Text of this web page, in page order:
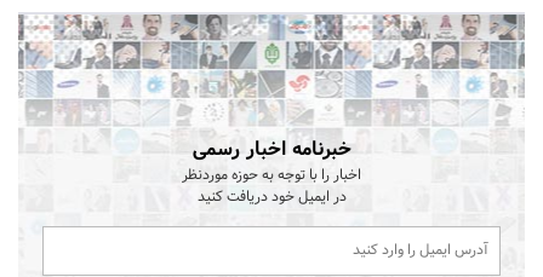
خبرنامه اخبار رسمی
اخبار را با توجه به حوزه موردنظر
در ایمیل خود دریافت کنید